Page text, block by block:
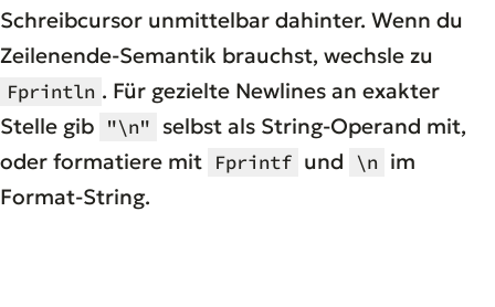
Schreibcursor unmittelbar dahinter. Wenn du
Zeilenende-Semantik brauchst, wechsle zu
Fprintln . Für gezielte Newlines an exakter
Stelle gib "\n" selbst als String-Operand mit,
oder formatiere mit Fprintf und \n im
Format-String.